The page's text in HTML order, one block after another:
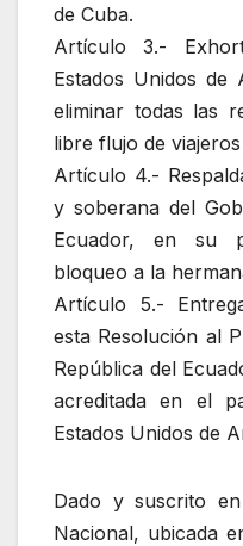
de Cuba.
Artículo 3.-
Estados Unidos de
eliminar todas las
libre flujo de
Artículo 4.-
y soberana del
Ecuador, en su
bloqueo a la
Artículo 5.-
esta Resolución al
República del
acreditada en el
Estados Unidos de
Dado y suscrito
Nacional, ubicada